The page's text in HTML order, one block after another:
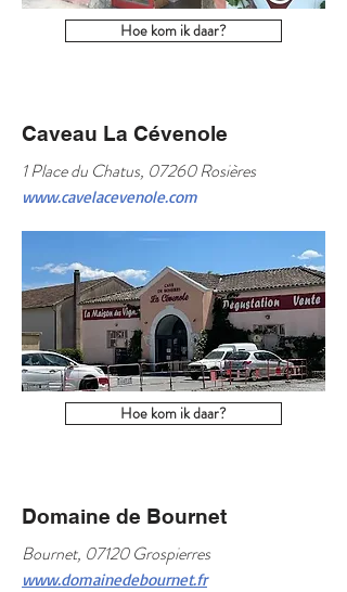
Hoe kom ik daar?
Caveau La Cévenole
1 Place du Chatus, 07260 Rosières
www.cavelacevenole.com
Hoe kom ik daar?
Domaine de Bournet
Bournet, 07120 Grospierres
www.domainedebournet.fr